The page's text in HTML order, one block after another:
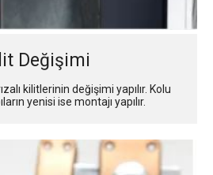
Değişimi
kilitlerinin değişimi yapılır. Kolu
yenisi ise montajı yapılır.